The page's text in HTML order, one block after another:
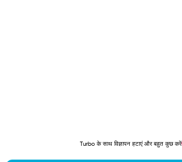
Turbo के साथ विज्ञापन हटाएं और बहुत कुछ करें